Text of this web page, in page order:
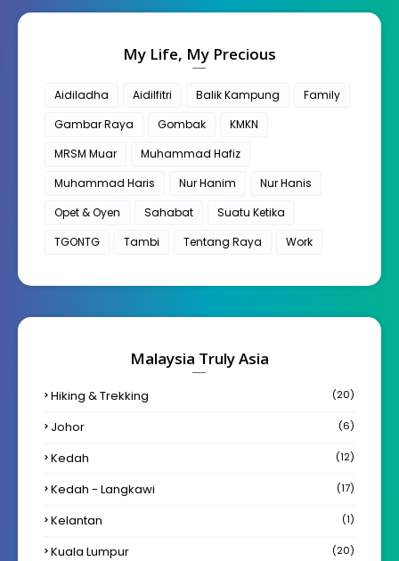
My Life, My Precious
Aidiladha Aidilfitri Balik Kampung
Family
Gambar Raya
Gombak
KMKN
MRSM Muar
Muhammad Hafiz
Muhammad Haris
Nur Hanim
Nur Hanis
Opet & Oyen
Sahabat
Suatu Ketika
TGONTG
Tambi Tentang Raya Work
Malaysia Truly Asia
Hiking & Trekking (20)
Johor (6)
Kedah (12)
Kedah - Langkawi (17)
Kelantan (1)
Kuala Lumpur (20)